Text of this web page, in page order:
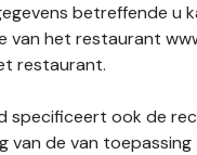
betreffende u
van het restaurant
restaurant.
specificeert ook de
van de van toepassing